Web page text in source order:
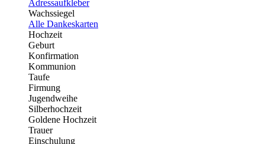
Adressaufkleber
Wachssiegel
Alle Dankeskarten
Hochzeit
Geburt
Konfirmation
Kommunion
Taufe
Firmung
Jugendweihe
Silberhochzeit
Goldene Hochzeit
Trauer
Einschulung